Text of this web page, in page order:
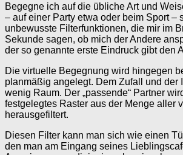
Begegne ich auf die übliche Art und
– auf einer Party etwa oder beim Sport –
unbewusste Filterfunktionen, die mir im
Sekunde sagen, ob mich der Andere
der so genannte erste Eindruck gibt den
Die virtuelle Begegnung wird hingegen
planmäßig angelegt. Dem Zufall und der
wenig Raum. Der „passende“ Partner
festgelegtes Raster aus der Menge aller
herausgefiltert.
Diesen Filter kann man sich wie einen
den man am Eingang seines